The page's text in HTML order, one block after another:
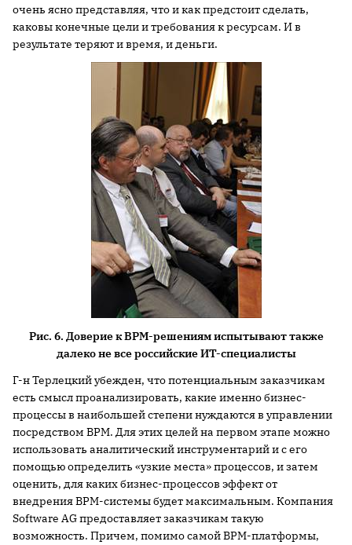
очень ясно представляя, что и как предстоит сделать,
каковы конечные цели и требования к ресурсам. И в
результате теряют и время, и деньги.
Рис. 6. Доверие к BPM-решениям испытывают также
далеко не все российские ИТ-специалисты
Г-н Терлецкий убежден, что потенциальным заказчикам
есть смысл проанализировать, какие именно бизнес-
процессы в наибольшей степени нуждаются в управлении
посредством BPM. Для этих целей на первом этапе можно
использовать аналитический инструментарий и с его
помощью определить «узкие места» процессов, и затем
оценить, для каких бизнес-процессов эффект от
внедрения BPM-cистемы будет максимальным. Компания
Software AG предоставляет заказчикам такую
возможность. Причем, помимо самой BPM-платформы,